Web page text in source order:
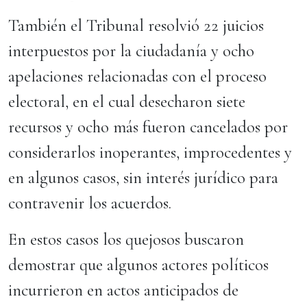
También el Tribunal resolvió 22 juicios
interpuestos por la ciudadanía y ocho
apelaciones relacionadas con el proceso
electoral, en el cual desecharon siete
recursos y ocho más fueron cancelados por
considerarlos inoperantes, improcedentes y
en algunos casos, sin interés jurídico para
contravenir los acuerdos.
En estos casos los quejosos buscaron
demostrar que algunos actores políticos
incurrieron en actos anticipados de